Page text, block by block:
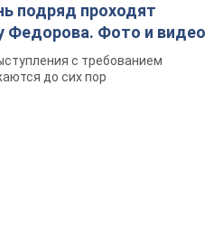
подряд проходят
Федорова. Фото и видео
с требованием
до сих пор